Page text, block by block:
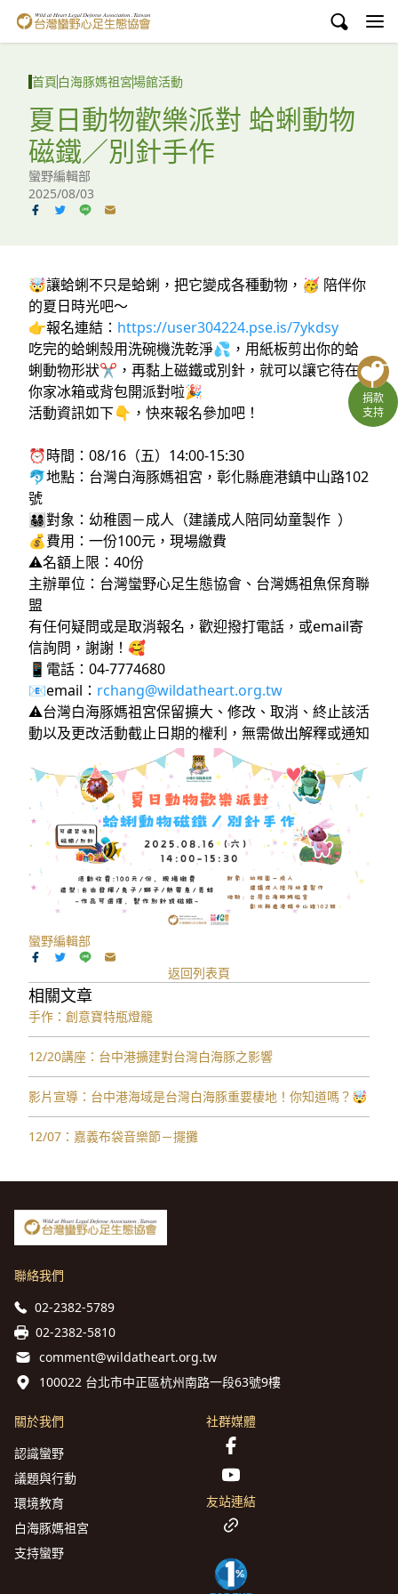
台灣蠻野心足生態協會
議題與行動
環境教育
白海豚媽祖宮
English
臉書
YouTube
捐款
支持
首頁 白海豚媽祖宮場館活動
夏日動物歡樂派對 蛤蜊動物
磁鐵／別針手作
蠻野編輯部
2025/08/03
🤯讓蛤蜊不只是蛤蜊，把它變成各種動物，🥳 陪伴你
的夏日時光吧～
👉報名連結： https://user304224.pse.is/7ykdsy
吃完的蛤蜊殼用洗碗機洗乾淨💦，用紙板剪出你的蛤
蜊動物形狀✂️，再黏上磁鐵或別針，就可以讓它待在
你家冰箱或背包開派對啦🎉
活動資訊如下👇，快來報名參加吧！
⏰時間：08/16（五）14:00-15:30
🐬地點：台灣白海豚媽祖宮，彰化縣鹿港鎮中山路102
號
👨‍👩‍👧‍👦對象：幼稚園－成人（建議成人陪同幼童製作 ）
💰費用：一份100元，現場繳費
⚠️名額上限：40份
主辦單位：台灣蠻野心足生態協會、台灣媽祖魚保育聯
盟
有任何疑問或是取消報名，歡迎撥打電話，或email寄
信詢問，謝謝！🥰
📱電話：04-7774680
📧email： rchang@wildatheart.org.tw
⚠️台灣白海豚媽祖宮保留擴大、修改、取消、終止該活
動以及更改活動截止日期的權利，無需做出解釋或通知
蠻野編輯部
返回列表頁
相關文章
手作：創意寶特瓶燈籠
12/20講座：台中港擴建對台灣白海豚之影響
影片宣導：台中港海域是台灣白海豚重要棲地！你知道嗎？🤯
12/07：嘉義布袋音樂節－擺攤
聯絡我們
02-2382-5789
02-2382-5810
comment@wildatheart.org.tw
100022 台北市中正區杭州南路一段63號9樓
關於我們
認識蠻野
議題與行動
環境教育
白海豚媽祖宮
支持蠻野
社群媒體
友站連結